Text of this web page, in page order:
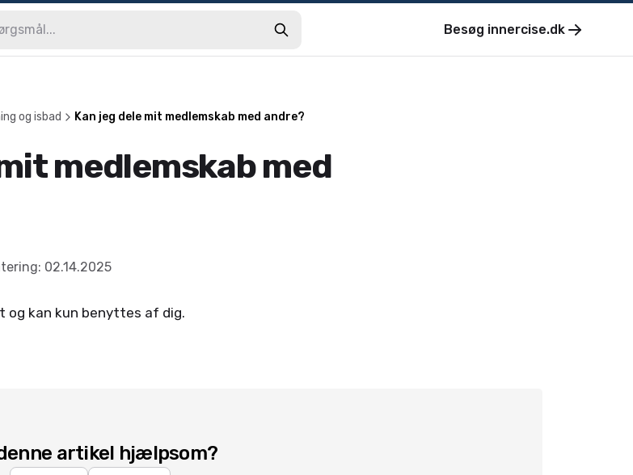
Besøg innercise.dk
og isbad Kan jeg dele mit medlemskab med andre?
medlemskab med
: 02.14.2025
og kan kun benyttes af dig.
artikel hjælpsom?